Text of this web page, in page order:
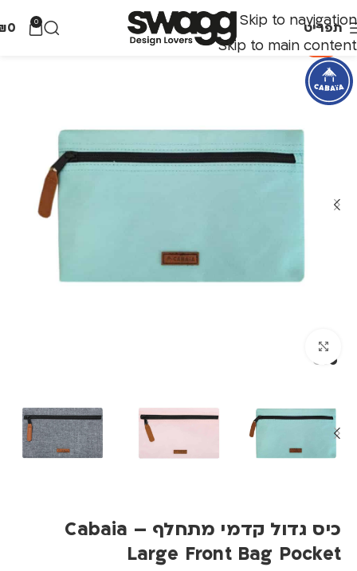
Skip to navigation
Skip to main content
תפריט 0
0
-70%
כיס גדול קדמי מתחלף Cabaia –
Large Front Bag Pocket